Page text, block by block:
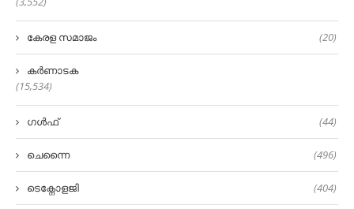
കേരള സമാജം (20)
കർണാടക
(15,534)
ഗൾഫ് (44)
ചെന്നൈ (496)
ടെക്നോളജി (404)